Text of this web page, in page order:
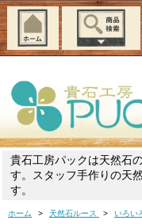
貴石工房パックは天然石
す。スタッフ手作りの天
す。
ホーム > 天然石ルース > いろい